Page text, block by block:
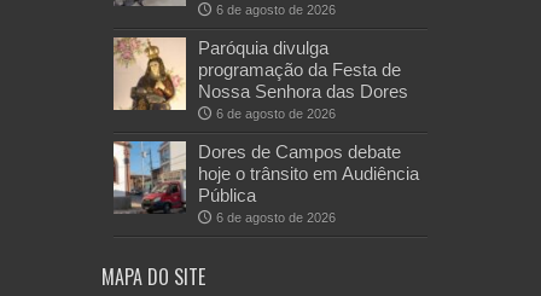
6 de agosto de 2026
Paróquia divulga
programação da Festa de
Nossa Senhora das Dores
6 de agosto de 2026
Dores de Campos debate
hoje o trânsito em Audiência
Pública
6 de agosto de 2026
MAPA DO SITE